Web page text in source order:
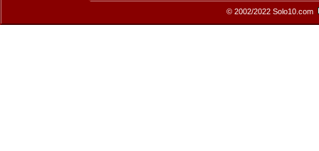
© 2002/2022 Solo10.com